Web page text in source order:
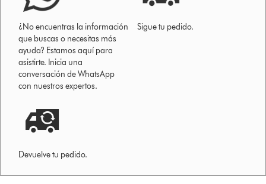
¿No encuentras la información
que buscas o necesitas más
ayuda? Estamos aquí para
asistirte. Inicia una
conversación de WhatsApp
con nuestros expertos.
Sigue tu pedido.
Devuelve tu pedido.